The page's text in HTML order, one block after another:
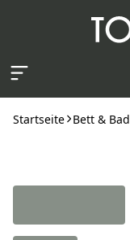
Startseite Bett & Bad